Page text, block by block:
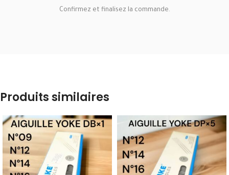
Confirmez et finalisez la commande.
Produits similaires